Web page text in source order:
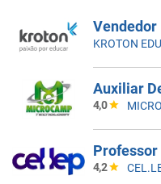
KROTON
Auxiliar
4,0
Professor
4,2